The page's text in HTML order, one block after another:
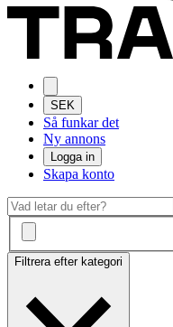
SEK
Så funkar det
Ny annons
Logga in
Skapa konto
Filtrera efter kategori